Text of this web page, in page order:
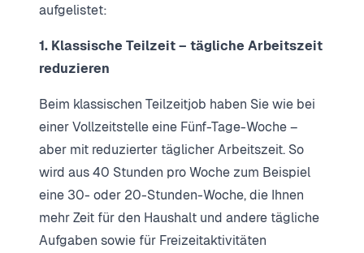
aufgelistet:
1. Klassische Teilzeit – tägliche Arbeitszeit
reduzieren
Beim klassischen Teilzeitjob haben Sie wie bei
einer Vollzeitstelle eine Fünf-Tage-Woche –
aber mit reduzierter täglicher Arbeitszeit. So
wird aus 40 Stunden pro Woche zum Beispiel
eine 30- oder 20-Stunden-Woche, die Ihnen
mehr Zeit für den Haushalt und andere tägliche
Aufgaben sowie für Freizeitaktivitäten